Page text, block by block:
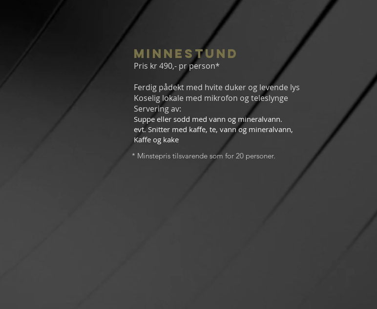
Minnestund
Pris kr 490,- pr person*
Ferdig pådekt med hvite duker og levende lys
Koselig lokale med mikrofon og teleslynge
Servering av:
Suppe eller sodd med vann og mineralvann.
evt. Snitter med kaffe, te, vann og mineralvann,
Kaffe og kake
* Minstepris tilsvarende som for 20 personer.